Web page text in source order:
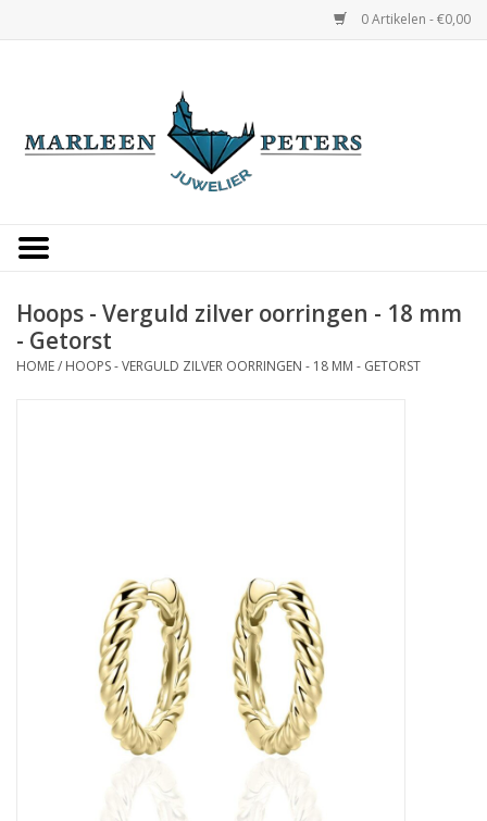
0 Artikelen - €0,00
Occasions
Cadeaukaarten
Hoops - Verguld zilver oorringen - 18 mm
- Getorst
HOME/ HOOPS - VERGULD ZILVER OORRINGEN - 18 MM - GETORST